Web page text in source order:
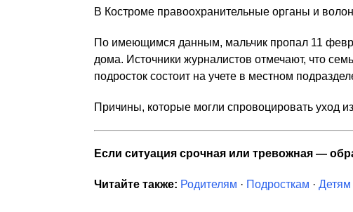
В Костроме правоохранительные органы и
По имеющимся данным, мальчик пропал 11
дома. Источники журналистов отмечают, что
подросток состоит на учете в местном
Причины, которые могли спровоцировать уход
Если ситуация срочная или тревожная —
Читайте также: Родителям · Подросткам ·Детям